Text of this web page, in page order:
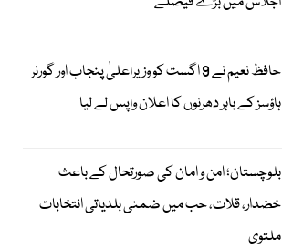
حافظ نعیم نے 9 اگست کو وزیراعلیٰ پنجاب اور گورنر
ہاؤسز کے باہر دھرنوں کا اعلان واپس لے لیا
بلوچستان؛ امن و امان کی صورتحال کے باعث
خضدار، قلات، حب میں ضمنی بلدیاتی انتخابات
ملتوی